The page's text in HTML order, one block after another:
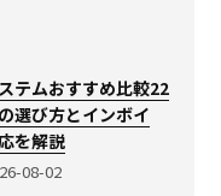
テムおすすめ比較22
選び方とインボイ
を解説
08-02